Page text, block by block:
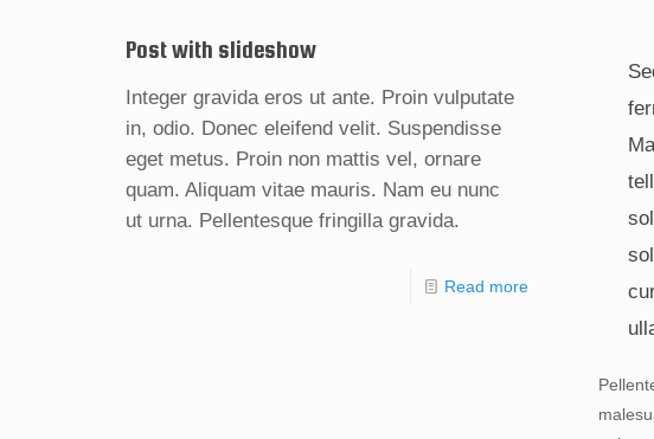
Post with slideshow
Integer gravida eros ut ante. Proin vulputate
in, odio. Donec eleifend velit. Suspendisse
eget metus. Proin non mattis vel, ornare
quam. Aliquam vitae mauris. Nam eu nunc
ut urna. Pellentesque fringilla gravida.
Read more